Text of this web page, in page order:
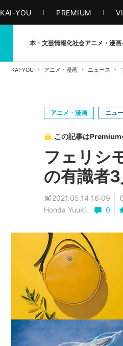
KAI-YOU PREMIUM
本・文芸情報化社会アニメ・漫画
KAI-YOU アニメ・漫画 ニュース
アニメ・漫画 ニュ
この記事はPremium
フェリシ
の有識者
2021.05.14 16:09
Honda Yuuki
0